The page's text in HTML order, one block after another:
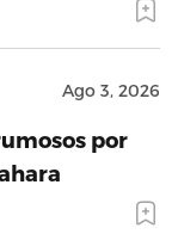
Ago 3, 2026
por